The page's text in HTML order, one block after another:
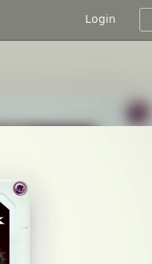
Login